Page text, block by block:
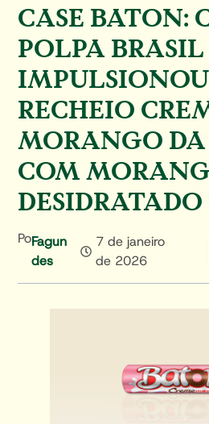
CASE BATON:
POLPA BRASIL
RECHEIO
MORANGO
COM
PorFagun
Des
7 de janeiro
de 2026